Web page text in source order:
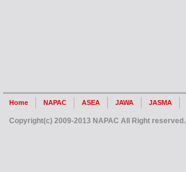
Home NAPAC ASEA JAWA JASMA
Copyright(c) 2009-2013 NAPAC All Right reserved.